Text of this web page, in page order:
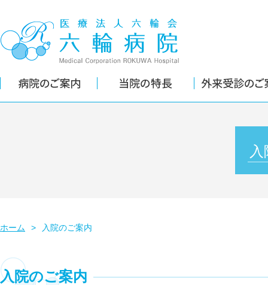
ホーム > 入院のご案内
入院のご案内